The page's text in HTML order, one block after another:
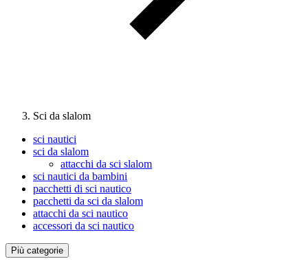
Sci da slalom
sci nautici
sci da slalom
attacchi da sci slalom
sci nautici da bambini
pacchetti di sci nautico
pacchetti da sci da slalom
attacchi da sci nautico
accessori da sci nautico
Più categorie